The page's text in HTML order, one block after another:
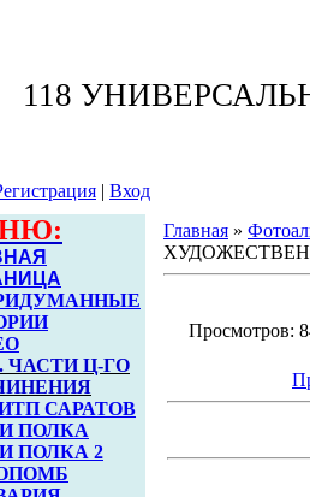
118
| Вход
ЧАСТИ Ц-ГО
САРАТОВ
ПОЛКА
ПОЛКА 2
ОПОМБ
Главная »
Просмотров: